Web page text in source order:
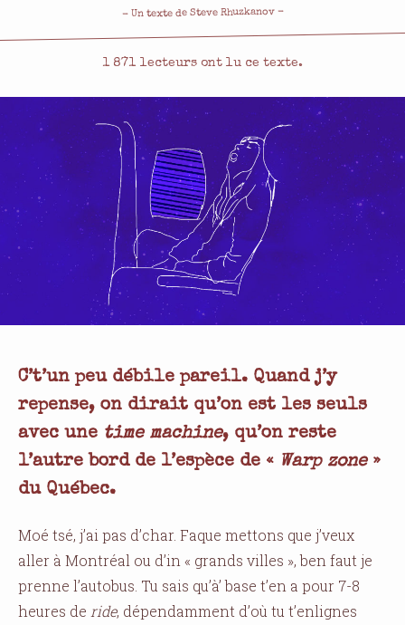
- Un texte de Steve Rhuzkanov-
1 871 lecteurs ont lu ce texte.
C’t’un peu débile pareil. Quand j’y
repense, on dirait qu’on est les seuls
avec une time machine, qu’on reste
l’autre bord de l’espèce de « Warp zone»
du Québec.
Moé tsé, j’ai pas d’char. Faque mettons que j’veux
aller à Montréal ou d’in « grands villes », ben faut je
prenne l’autobus. Tu sais qu’à’ base t’en a pour 7-8
heures de ride, dépendamment d’où tu t’enlignes